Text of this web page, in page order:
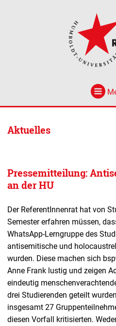
Aktuelles
Pressemitteilung:
an der HU
Der ReferentInnenrat hat von
Semester erfahren müssen,
WhatsApp-Lerngruppe des
antisemitische und
wurden. Diese machen sich
Anne Frank lustig und zeigen
eindeutig
drei Studierenden geteilt
insgesamt 27
diesen Vorfall kritisierten.